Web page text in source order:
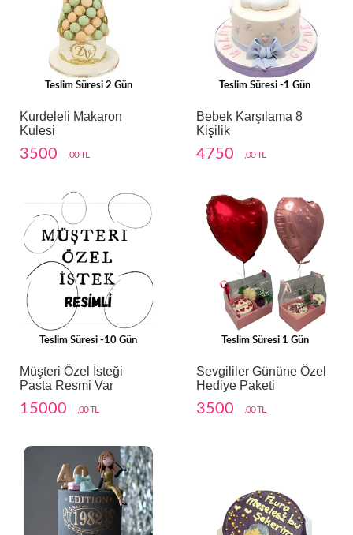
Teslim Süresi 2 Gün
Kurdeleli Makaron
Kulesi
3500 ,00 TL
Teslim Süresi -1 Gün
Bebek Karşılama 8
Kişilik
4750 ,00 TL
Teslim Süresi -10 Gün
Müşteri Özel İsteği
Pasta Resmi Var
15000 ,00 TL
Teslim Süresi 1 Gün
Sevgililer Gününe Özel
Hediye Paketi
3500 ,00 TL